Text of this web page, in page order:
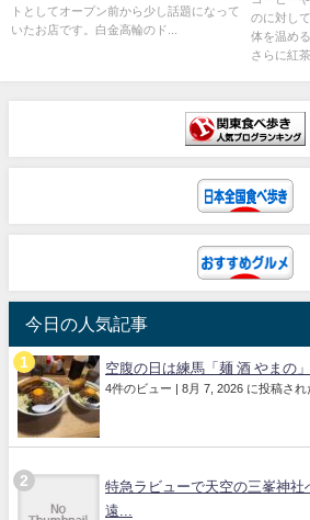
トとしてオープン前から少し話題になって
いたお店です。白金高輪のド...
のに対し
体を温め
さらに紅
今日の人気記事
空腹の日は練馬「麺 酒 やまの
4件のビュー | 8月 7, 2026 に投稿され
特急ラビューで天空の三峯神社
遠...